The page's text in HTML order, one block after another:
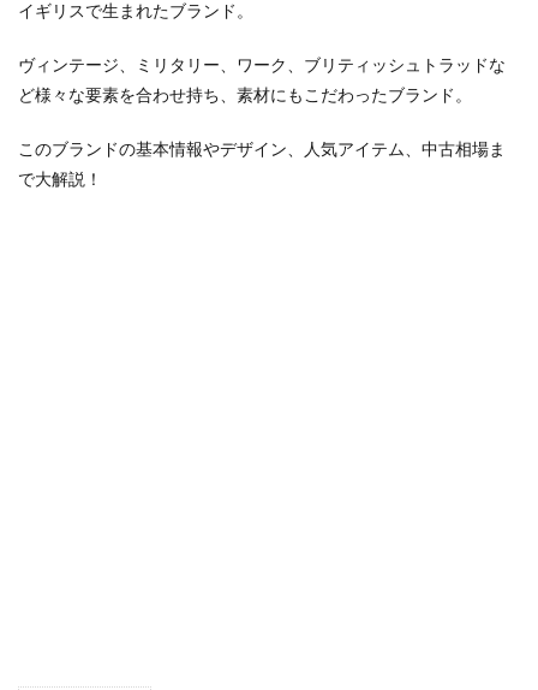
イギリスで生まれたブランド。
ヴィンテージ、ミリタリー、ワーク、ブリティッシュトラッドな
ど様々な要素を合わせ持ち、素材にもこだわったブランド。
このブランドの基本情報やデザイン、人気アイテム、中古相場ま
で大解説！
ルードブランド レザー
ワーク ヴィンテージ 新進気鋭
新進気鋭ブランド 日本 裏原 音楽
検索